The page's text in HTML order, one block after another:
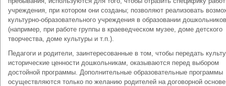
учреждения, при котором они созданы; позволяют реализовать
культурно-образовательного учреждения в образовании дошкольников
(например, при работе группы в краеведческом музее, доме детского
творчества, доме культуры и т.п.).
Педагоги и родители, заинтересованные в том, чтобы передать
исторические ценности дошкольникам, оказываются перед выбором
достойной программы. Дополнительные образовательные программы
осуществляются только по желанию родителей на договорной